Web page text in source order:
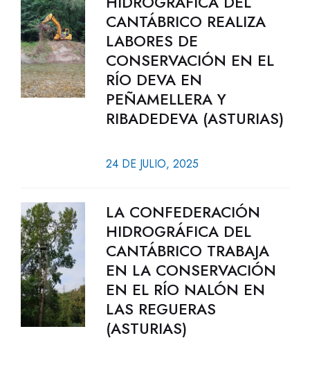
CANTÁBRICO REALIZA
LABORES DE
CONSERVACIÓN EN EL
RÍO DEVA EN
PEÑAMELLERA Y
RIBADEDEVA (ASTURIAS)
24 DE JULIO, 2025
LA CONFEDERACIÓN
HIDROGRÁFICA DEL
CANTÁBRICO TRABAJA
EN LA CONSERVACIÓN
EN EL RÍO NALÓN EN
LAS REGUERAS
(ASTURIAS)